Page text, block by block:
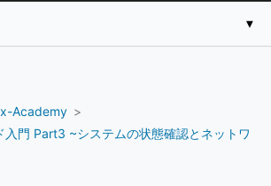
▼
ド
入門
Academy >
入門 Part3 ~システムの状態確認とネットワ